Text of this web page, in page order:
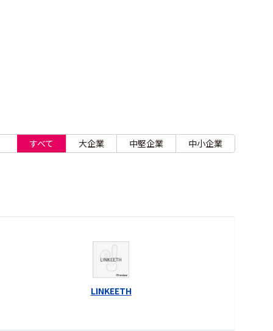
すべて 大企業 中堅企業 中小企業
LINKEETH